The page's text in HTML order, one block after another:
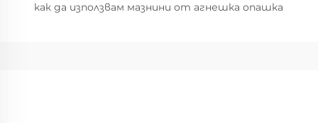
как да използвам мазнини от агнешка опашка